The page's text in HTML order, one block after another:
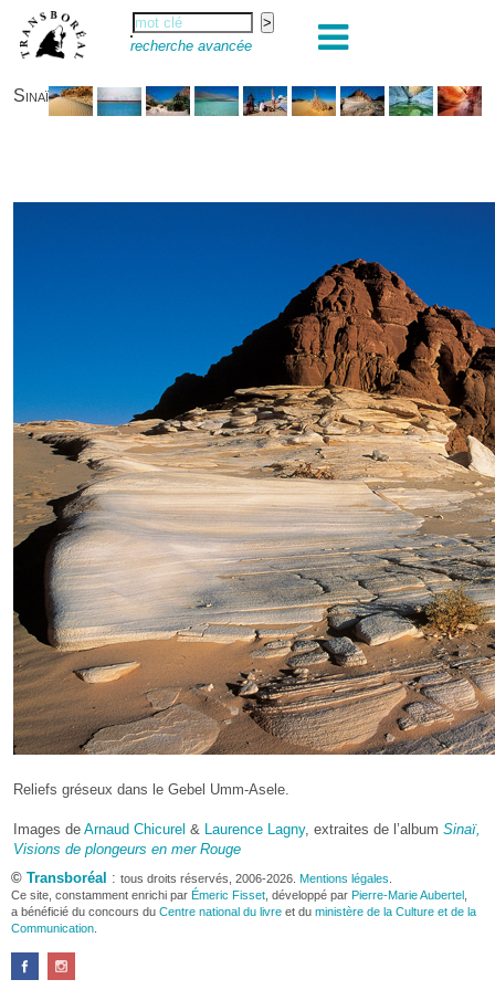
recherche avancée
Sinaï
Reliefs gréseux dans le Gebel Umm-Asele.
Images de Arnaud Chicurel & Laurence Lagny, extraites de l’album Sinaï,
Visions de plongeurs en mer Rouge
© Transboréal : tous droits réservés, 2006-2026. Mentions légales
Ce site, constamment enrichi par Émeric Fisset , développé par Pierre-Marie Aubertel
a bénéficié du concours du Centre national du livre et du ministère de la Culture et de la
Communication